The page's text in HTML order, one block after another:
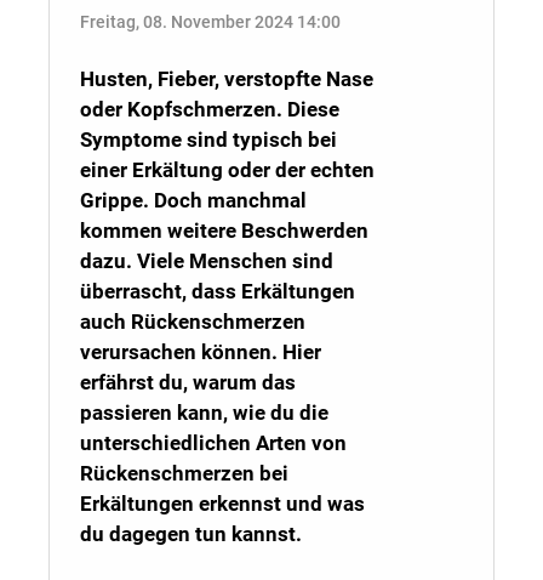
Freitag, 08. November 2024 14:00
Husten, Fieber, verstopfte Nase
oder Kopfschmerzen. Diese
Symptome sind typisch bei
einer Erkältung oder der echten
Grippe. Doch manchmal
kommen weitere Beschwerden
dazu. Viele Menschen sind
überrascht, dass Erkältungen
auch Rückenschmerzen
verursachen können. Hier
erfährst du, warum das
passieren kann, wie du die
unterschiedlichen Arten von
Rückenschmerzen bei
Erkältungen erkennst und was
du dagegen tun kannst.